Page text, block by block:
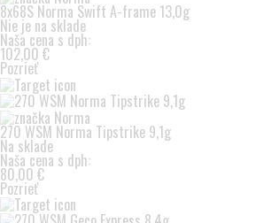
8x68S Norma Swift A-frame 13,0g
Nie je na sklade
Naša cena s dph:
102,00 €
Pozrieť
270 WSM Norma Tipstrike 9,1g
Na sklade
Naša cena s dph:
80,00 €
Pozrieť